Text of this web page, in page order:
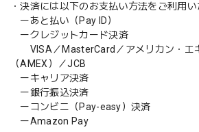
・決済には以下のお支払い方法をご利用い
ーあと払い（Pay ID）
ークレジットカード決済
VISA／MasterCard／アメリカン・エ
（AMEX）／JCB
ーキャリア決済
ー銀行振込決済
ーコンビニ（Pay-easy）決済
ーAmazon Pay